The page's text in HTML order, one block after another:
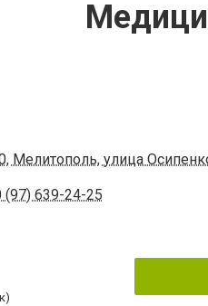
Мелитополь, улица
(97) 639-24-25